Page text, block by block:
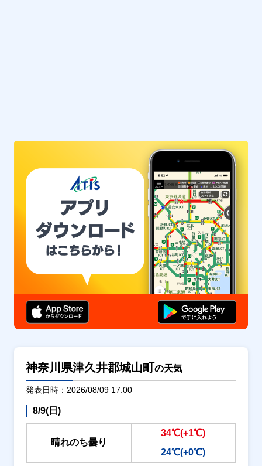
神奈川県津久井郡城山町の天気
発表日時：2026/08/09 17:00
8/9(日)
晴れのち曇り
34℃(+1℃)
24℃(+0℃)